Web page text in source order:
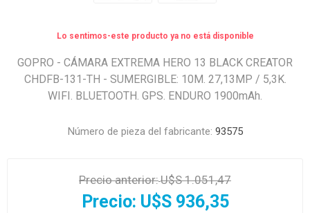
Lo sentimos-este producto ya no está disponible
GOPRO - CÁMARA EXTREMA HERO 13 BLACK CREATOR
CHDFB-131-TH - SUMERGIBLE: 10M. 27,13MP / 5,3K.
WIFI. BLUETOOTH. GPS. ENDURO 1900mAh.
Número de pieza del fabricante: 93575
Precio anterior:U$S 1.051,47
Precio: U$S 936,35